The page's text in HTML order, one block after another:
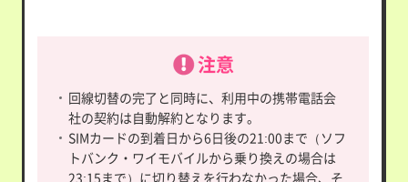
注意
回線切替の完了と同時に、利用中の携帯電話会
社の契約は自動解約となります。
SIMカードの到着日から6日後の21:00まで（ソフ
トバンク・ワイモバイルから乗り換えの場合は
23:15まで）に切り替えを行わなかった場合、そ